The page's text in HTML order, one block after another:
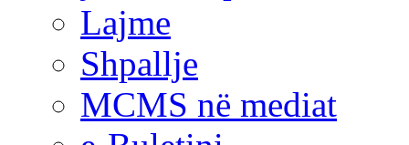
Lajme
Shpallje
MCMS në mediat